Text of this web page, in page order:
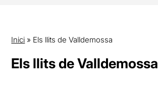
Inici » Els llits de Valldemossa
Els llits de Valldemossa